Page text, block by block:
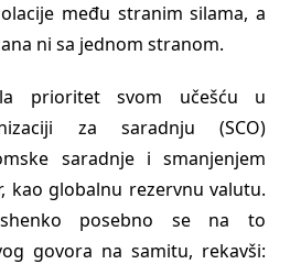
među stranim silama, a
ni sa jednom stranom.
prioritet svom učešću u
za saradnju (SCO)
saradnje i smanjenjem
kao globalnu rezervnu valutu.
posebno se na to
govora na samitu, rekavši: